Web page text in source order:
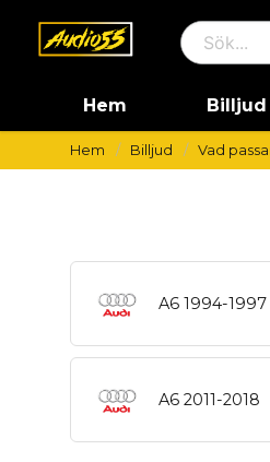
Hem Billjud
Hem Billjud Vad
A6 1994-1997
A6 2011-2018